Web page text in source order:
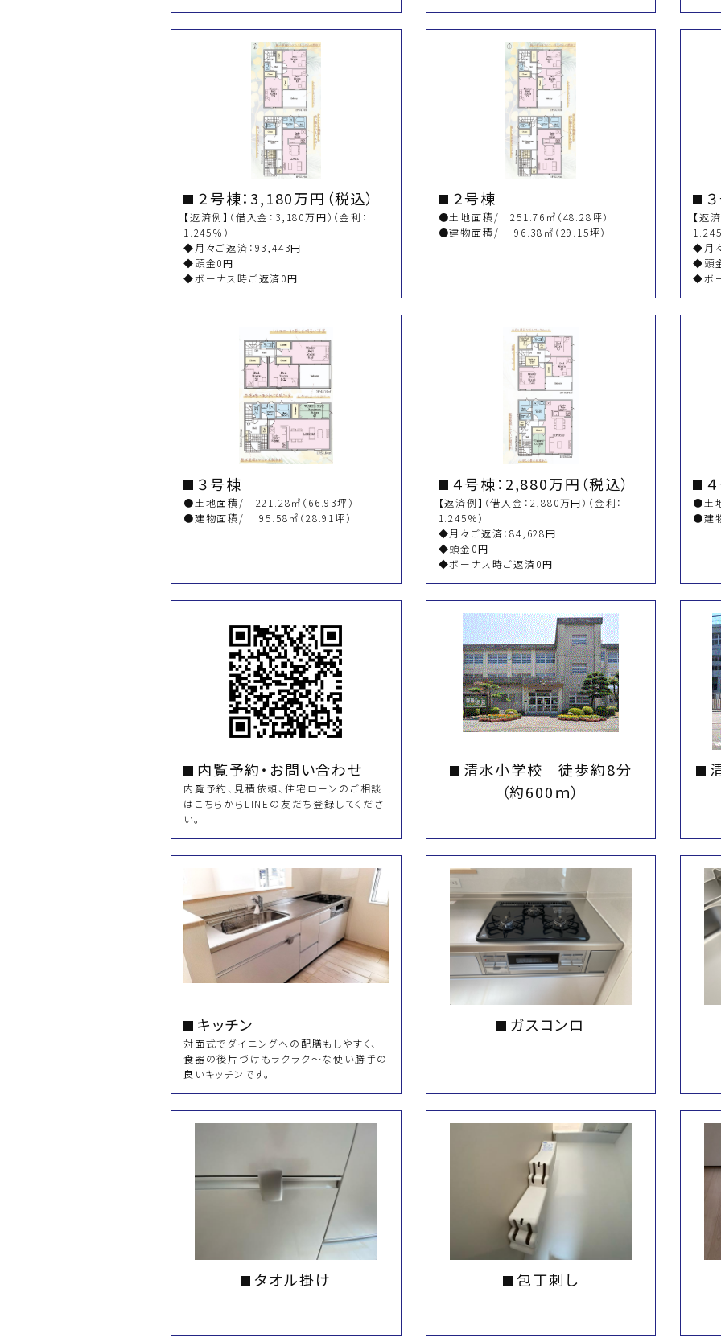
２号棟：3,180万円（税込）
【返済例】（借入金：3,180万円）（金利：
1.245％）
◆月々ご返済：93,443円
◆頭金0円
◆ボーナス時ご返済0円
２号棟
●土地面積/ 251.76㎡（48.28坪）
●建物面積/ 96.38㎡（29.15坪）
【返
◆月
◆頭
◆ボ
３号棟
●土地面積/ 221.28㎡（66.93坪）
●建物面積/ 95.58㎡（28.91坪）
４号棟：2,880万円（税込）
【返済例】（借入金：2,880万円）（金利：
1.245％）
◆月々ご返済：84,628円
◆頭金0円
◆ボーナス時ご返済0円
●土
●建
内覧予約・お問い合わせ
内覧予約、見積依頼、住宅ローンのご相談
はこちらからLINEの友だち登録してくださ
い。
清水小学校 徒歩約8分
（約600ｍ）
キッチン
対面式でダイニングへの配膳もしやすく、
食器の後片づけもラクラク～な使い勝手の
良いキッチンです。
ガスコンロ
タオル掛け 包丁刺し